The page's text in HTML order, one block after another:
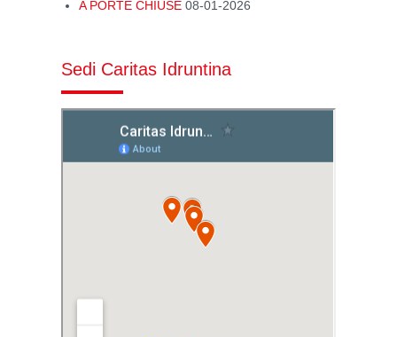
A PORTE CHIUSE 08-01-2026
Sedi Caritas Idruntina